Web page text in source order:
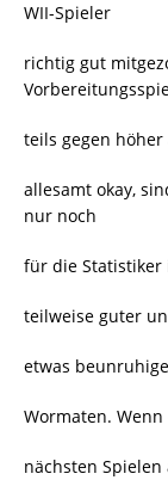
WII-Spieler
richtig gut
teils gegen
allesamt okay,
nur noch
für die
teilweise guter
etwas
Wormaten.
nächsten